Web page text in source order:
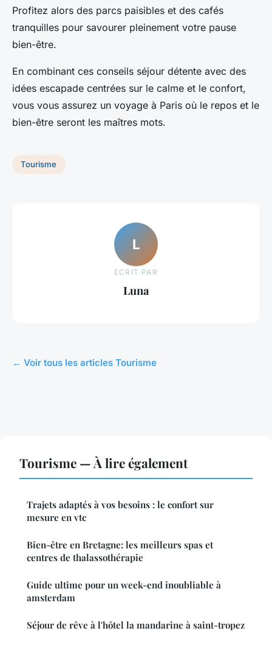
Profitez alors des parcs paisibles et des cafés
tranquilles pour savourer pleinement votre pause
bien-être.
En combinant ces conseils séjour détente avec des
idées escapade centrées sur le calme et le confort,
vous vous assurez un voyage à Paris où le repos et le
bien-être seront les maîtres mots.
Tourisme
L
ECRIT PAR
Luna
← Voir tous les articles Tourisme
Tourisme — À lire également
Trajets adaptés à vos besoins : le confort sur
mesure en vtc
Bien-être en Bretagne: les meilleurs spas et
centres de thalassothérapie
Guide ultime pour un week-end inoubliable à
amsterdam
Séjour de rêve à l'hôtel la mandarine à saint-tropez